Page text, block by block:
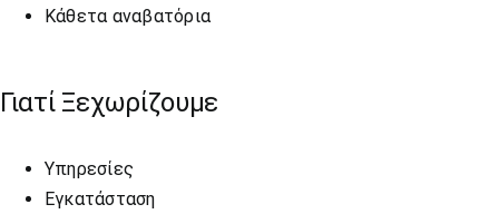
Κάθετα αναβατόρια
Γιατί Ξεχωρίζουμε
Υπηρεσίες
Εγκατάσταση